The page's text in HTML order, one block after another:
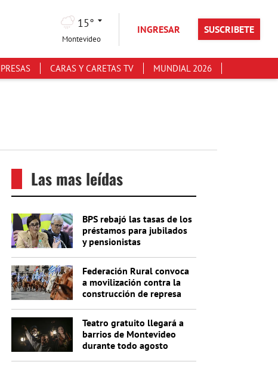
15°
Montevideo
INGRESAR SUSCRIBETE
CARAS Y CARETAS TV MUNDIAL 2026
Las mas leídas
BPS rebajó las tasas de los
préstamos para jubilados
y pensionistas
Federación Rural convoca
a movilización contra la
construcción de represa
Teatro gratuito llegará a
barrios de Montevideo
durante todo agosto